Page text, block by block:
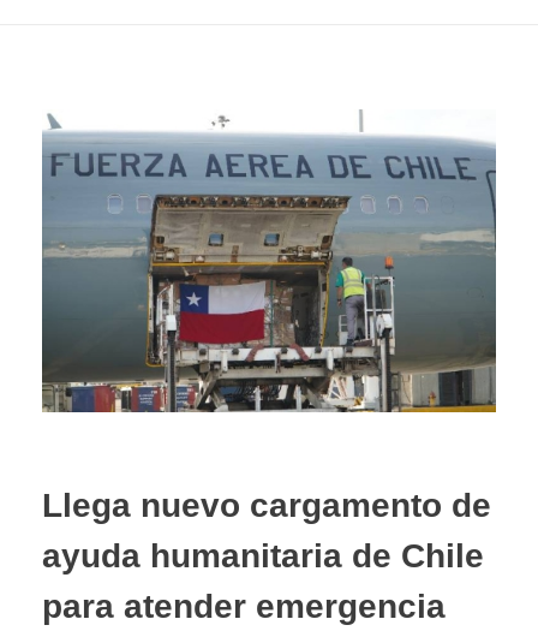
Llega nuevo cargamento de
ayuda humanitaria de Chile
para atender emergencia